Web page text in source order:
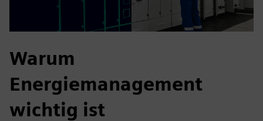
Warum
Energiemanagement
wichtig ist